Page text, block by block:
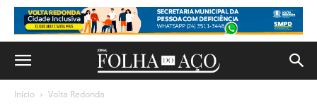
Início Volta Redonda